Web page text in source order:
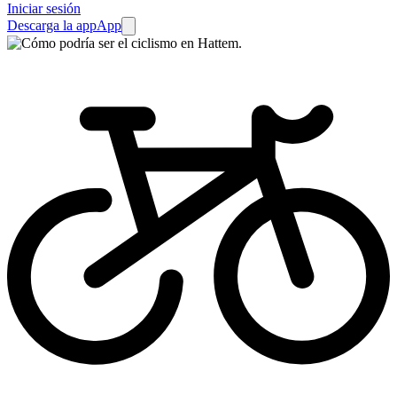
Iniciar sesión
Descarga la appApp